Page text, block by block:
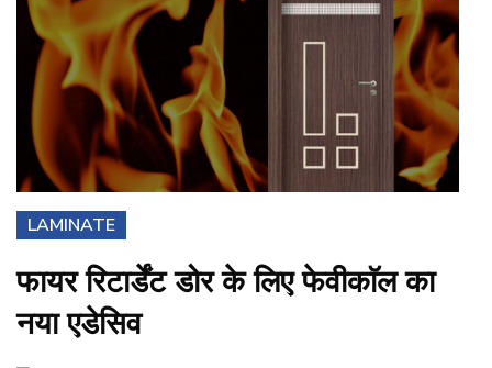
LAMINATE
फायर रिटार्डेंट डोर के लिए फेवीकाॅल का
नया एडेसिव